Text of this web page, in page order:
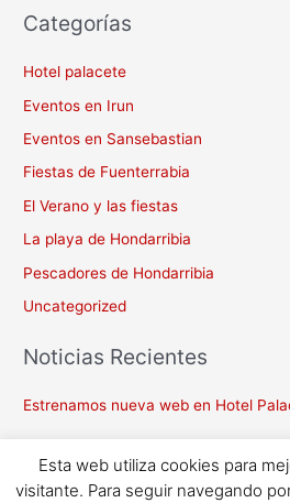
Categorías
Hotel palacete
Eventos en Irun
Eventos en Sansebastian
Fiestas de Fuenterrabia
El Verano y las fiestas
La playa de Hondarribia
Pescadores de Hondarribia
Uncategorized
Noticias Recientes
Estrenamos nueva web en Hotel
Esta web utiliza cookies para
visitante. Para seguir navegando